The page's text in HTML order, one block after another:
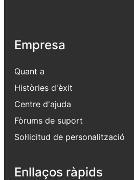
Empresa
Quant a
Històries d'èxit
Centre d'ajuda
Fòrums de suport
Sol·licitud de personalització
Enllaços ràpids